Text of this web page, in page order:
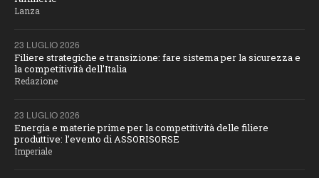
Lanza
23 LUGLIO 2026
Filiere strategiche e transizione: fare sistema per la sicurezza e
la competitività dell'Italia
Redazione
23 LUGLIO 2026
Energia e materie prime per la competitività delle filiere
produttive: l’evento di ASSORISORSE
Imperiale